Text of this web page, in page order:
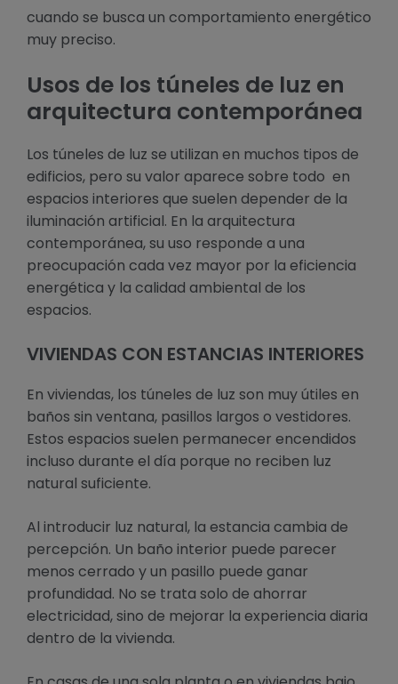
cuando se busca un comportamiento energético
muy preciso.
Usos de los túneles de luz en
arquitectura contemporánea
Los túneles de luz se utilizan en muchos tipos de
edificios, pero su valor aparece sobre todo en
espacios interiores que suelen depender de la
iluminación artificial. En la arquitectura
contemporánea, su uso responde a una
preocupación cada vez mayor por la eficiencia
energética y la calidad ambiental de los
espacios.
VIVIENDAS CON ESTANCIAS INTERIORES
En viviendas, los túneles de luz son muy útiles en
baños sin ventana, pasillos largos o vestidores.
Estos espacios suelen permanecer encendidos
incluso durante el día porque no reciben luz
natural suficiente.
Al introducir luz natural, la estancia cambia de
percepción. Un baño interior puede parecer
menos cerrado y un pasillo puede ganar
profundidad. No se trata solo de ahorrar
electricidad, sino de mejorar la experiencia diaria
dentro de la vivienda.